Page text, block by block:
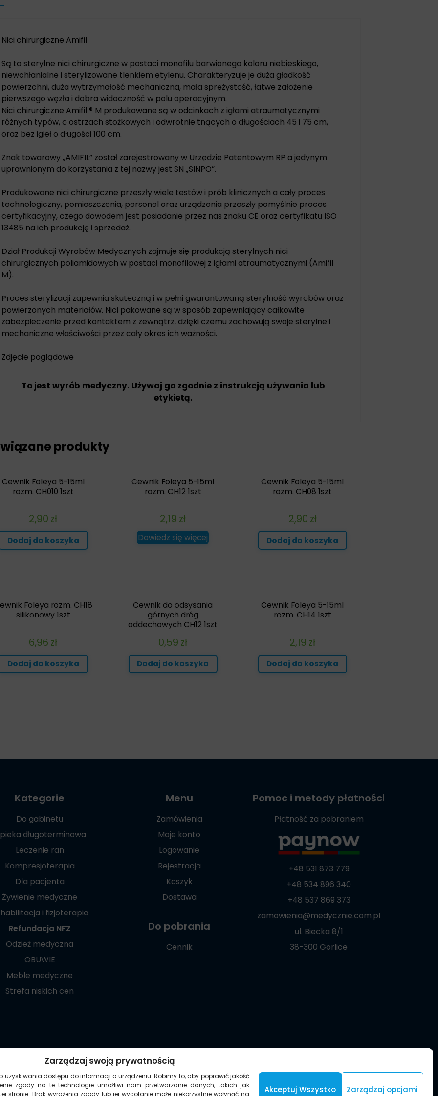
Zarządzaj swoją prywatnością
dostępu do informacji o urządzeniu. Robimy to, aby poprawić jakość
zgody na te technologie umożliwi nam przetwarzanie danych, takich jak
Brak wyrażenia zgody lub jej wycofanie może niekorzystnie wpłynąć na
Akceptuj Wszystko Zarządzaj opcjami
Nici chirurgiczne Amifil
Są to sterylne nici chirurgiczne w postaci monofilu barwionego koloru niebieskiego,
niewchłanialne i sterylizowane tlenkiem etylenu. Charakteryzuje je duża gładkość
powierzchni, duża wytrzymałość mechaniczna, mała sprężystość, łatwe założenie
pierwszego węzła i dobra widoczność w polu operacyjnym.
Nici chirurgiczne Amifil ® M produkowane są w odcinkach z igłami atraumatycznymi
różnych typów, o ostrzach stożkowych i odwrotnie tnących o długościach 45 i 75 cm,
oraz bez igieł o długości 100 cm.
Znak towarowy „AMIFIL” został zarejestrowany w Urzędzie Patentowym RP a jedynym
uprawnionym do korzystania z tej nazwy jest SN „SINPO”.
Produkowane nici chirurgiczne przeszły wiele testów i prób klinicznych a cały proces
technologiczny, pomieszczenia, personel oraz urządzenia przeszły pomyślnie proces
certyfikacyjny, czego dowodem jest posiadanie przez nas znaku CE oraz certyfikatu ISO
13485 na ich produkcję i sprzedaż.
Dział Produkcji Wyrobów Medycznych zajmuje się produkcją sterylnych nici
chirurgicznych poliamidowych w postaci monofilowej z igłami atraumatycznymi (Amifil
M).
Proces sterylizacji zapewnia skuteczną i w pełni gwarantowaną sterylność wyrobów oraz
powierzonych materiałów. Nici pakowane są w sposób zapewniający całkowite
zabezpieczenie przed kontaktem z zewnątrz, dzięki czemu zachowują swoje sterylne i
mechaniczne właściwości przez cały okres ich ważności.
Zdjęcie poglądowe
To jest wyrób medyczny. Używaj go zgodnie z instrukcją używania lub
etykietą.
produkty
Cewnik Foleya 5-15ml
rozm. CH010 1szt
2,90 zł
Dodaj do koszyka
Cewnik Foleya 5-15ml
rozm. CH12 1szt
2,19 zł
Dowiedz się więcej
Cewnik Foleya 5-15ml
rozm. CH08 1szt
2,90 zł
Dodaj do koszyka
Foleya rozm. CH18
silikonowy 1szt
6,96 zł
Dodaj do koszyka
Cewnik do odsysania
górnych dróg
oddechowych CH12 1szt
0,59 zł
Dodaj do koszyka
Cewnik Foleya 5-15ml
rozm. CH14 1szt
2,19 zł
Dodaj do koszyka
Kategorie
Do gabinetu
długoterminowa
Leczenie ran
Kompresjoterapia
Dla pacjenta
Żywienie medyczne
i fizjoterapia
Refundacja NFZ
Odzież medyczna
OBUWIE
Meble medyczne
Strefa niskich cen
Menu
Zamówienia
Moje konto
Logowanie
Rejestracja
Koszyk
Dostawa
Do pobrania
Cennik
Pomoc i metody płatności
Płatność za pobraniem
+48 531 873 779
+48 534 896 340
+48 537 869 373
zamowienia@medycznie.com.pl
ul. Biecka 8/1
38-300 Gorlice
Poznaj naszą
aplikację mobilną: